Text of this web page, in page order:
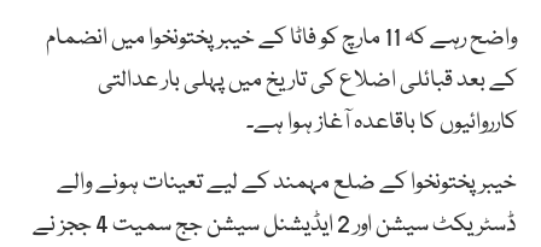
واضح رہے کہ 11 مارچ کو فاٹا کے خیبرپختونخوا میں انضمام
کے بعد قبائلی اضلاع کی تاریخ میں پہلی بار عدالتی
کارروائیوں کا باقاعدہ آغاز ہوا ہے۔
خیبرپختونخوا کے ضلع مہمند کے لیے تعینات ہونے والے
ڈسٹریکٹ سیشن اور 2 ایڈیشنل سیشن جج سمیت 4 ججز نے